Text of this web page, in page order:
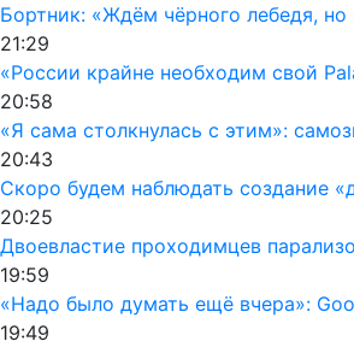
Бортник: «Ждём чёрного лебедя,
21:29
«России крайне необходим свой
20:58
«Я сама столкнулась с этим»:
20:43
Скоро будем наблюдать создание
20:25
Двоевластие проходимцев
19:59
«Надо было думать ещё вчера»:
19:49